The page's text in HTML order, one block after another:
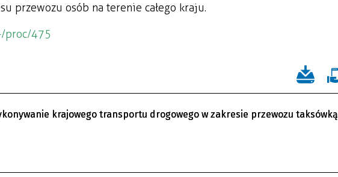
przewozu osób na terenie całego kraju.
proc/475
krajowego transportu drogowego w zakresie przewozu taksówką